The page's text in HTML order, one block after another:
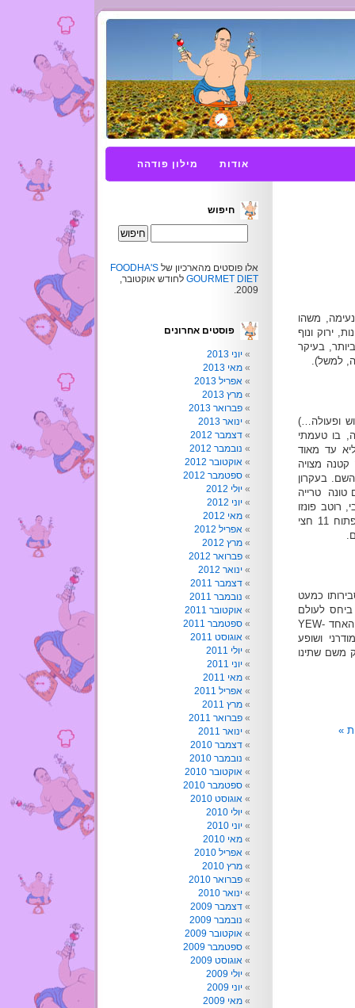
אודות מילון פודהה
משהו
ירוק ונוף
בעיקר
למשל).
ופעולה…)
בו טעמתי
עד מאוד
מעבר למרינה קטנה מצויה
בעקרון
טונה
טרייה
רוטב פונזו
, יש גם ראפ עם סלמון ועוד משהו עם קס"ז חבל"ז. המקום פתוח 11 חצי
כמעט
לעולם
האחד -YEW
ושופע
משם שתינו
»
חיפוש
אלו פוסטים מהארכיון של FOODHA'S
GOURMET DIET לחודש אוקטובר,
2009.
פוסטים אחרונים
יוני 2013
מאי 2013
אפריל 2013
מרץ 2013
פברואר 2013
ינואר 2013
דצמבר 2012
נובמבר 2012
אוקטובר 2012
ספטמבר 2012
יולי 2012
יוני 2012
מאי 2012
אפריל 2012
מרץ 2012
פברואר 2012
ינואר 2012
דצמבר 2011
נובמבר 2011
אוקטובר 2011
ספטמבר 2011
אוגוסט 2011
יולי 2011
יוני 2011
מאי 2011
אפריל 2011
מרץ 2011
פברואר 2011
ינואר 2011
דצמבר 2010
נובמבר 2010
אוקטובר 2010
ספטמבר 2010
אוגוסט 2010
יולי 2010
יוני 2010
מאי 2010
אפריל 2010
מרץ 2010
פברואר 2010
ינואר 2010
דצמבר 2009
נובמבר 2009
אוקטובר 2009
ספטמבר 2009
אוגוסט 2009
יולי 2009
יוני 2009
מאי 2009